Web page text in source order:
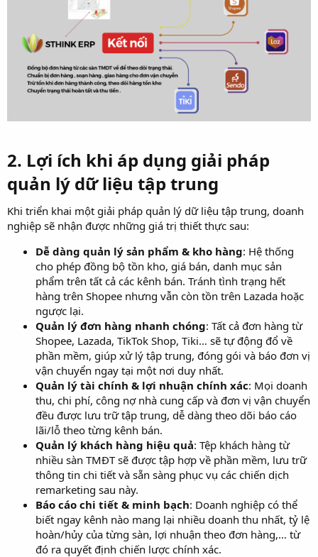
2. Lợi ích khi áp dụng giải pháp
quản lý dữ liệu tập trung​
Khi triển khai một giải pháp quản lý dữ liệu tập trung, doanh
nghiệp sẽ nhận được những giá trị thiết thực sau:
Dễ dàng quản lý sản phẩm & kho hàng: Hệ thống
cho phép đồng bộ tồn kho, giá bán, danh mục sản
phẩm trên tất cả các kênh bán. Tránh tình trạng hết
hàng trên Shopee nhưng vẫn còn tồn trên Lazada hoặc
ngược lại.
Quản lý đơn hàng nhanh chóng: Tất cả đơn hàng từ
Shopee, Lazada, TikTok Shop, Tiki… sẽ tự động đổ về
phần mềm, giúp xử lý tập trung, đóng gói và báo đơn vị
vận chuyển ngay tại một nơi duy nhất.
Quản lý tài chính & lợi nhuận chính xác: Mọi doanh
thu, chi phí, công nợ nhà cung cấp và đơn vị vận chuyển
đều được lưu trữ tập trung, dễ dàng theo dõi báo cáo
lãi/lỗ theo từng kênh bán.
Quản lý khách hàng hiệu quả: Tệp khách hàng từ
nhiều sàn TMĐT sẽ được tập hợp về phần mềm, lưu trữ
thông tin chi tiết và sẵn sàng phục vụ các chiến dịch
remarketing sau này.
Báo cáo chi tiết & minh bạch: Doanh nghiệp có thể
biết ngay kênh nào mang lại nhiều doanh thu nhất, tỷ lệ
hoàn/hủy của từng sàn, lợi nhuận theo đơn hàng,… từ
đó ra quyết định chiến lược chính xác.